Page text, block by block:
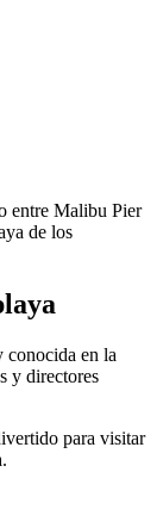
entre Malibu Pier
de los
conocida en la
y directores
para visitar